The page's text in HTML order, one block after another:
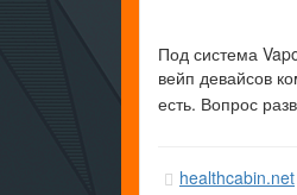
Под система
вейп девайсов
есть. Вопрос
healthcabin.net